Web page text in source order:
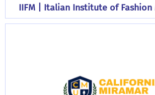
IIFM | Italian Institute of Fashion